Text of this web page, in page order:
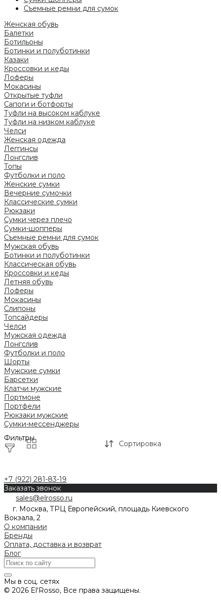
Съемные ремни для сумок
Женская обувь
Балетки
Ботильоны
Ботинки и полуботинки
Казаки
Кроссовки и кеды
Лоферы
Мокасины
Открытые туфли
Сапоги и ботфорты
Туфли на высоком каблуке
Туфли на низком каблуке
Челси
Женская одежда
Леггинсы
Лонгслив
Топы
Футболки и поло
Женские сумки
Вечерние сумочки
Классические сумки
Рюкзаки
Сумки через плечо
Сумки-шопперы
Съемные ремни для сумок
Мужская обувь
Ботинки и полуботинки
Классическая обувь
Кроссовки и кеды
Летняя обувь
Лоферы
Мокасины
Слипоны
Топсайдеры
Челси
Мужская одежда
Лонгслив
Футболки и поло
Шорты
Мужские сумки
Барсетки
Клатчи мужские
Портмоне
Портфели
Рюкзаки мужские
Сумки-мессенджеры
Фильтры
Сортировка
+7 (922) 281-83-19
Заказать звонок
sales@elrosso.ru
г. Москва, ТРЦ Европейский, площадь Киевского
Вокзала, 2
О компании
Бренды
Оплата, доставка и возврат
Блог
Мы в соц. сетях
© 2026 El'Rosso, Все права защищены.